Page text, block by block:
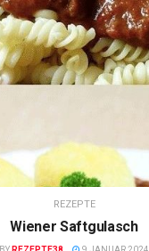
REZEPTE
Wiener Saftgulasch